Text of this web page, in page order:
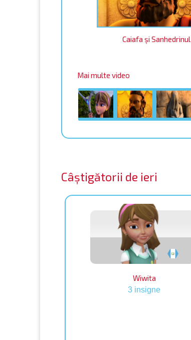
Caiafa şi Sanhedrinul
Mai multe video
Câștigătorii de ieri
Wiwita
3 insigne